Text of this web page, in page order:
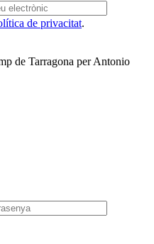
de privacitat.
de Tarragona per Antonio